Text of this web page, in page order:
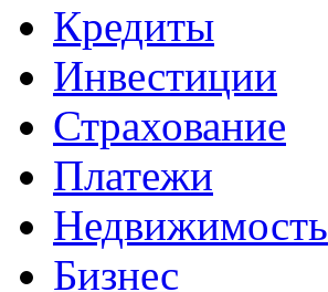
Кредиты
Инвестиции
Страхование
Платежи
Недвижимость
Бизнес